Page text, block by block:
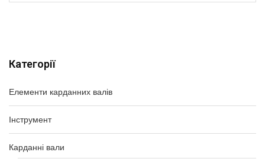
Категорії
Елементи карданних валів
Інструмент
Карданні вали